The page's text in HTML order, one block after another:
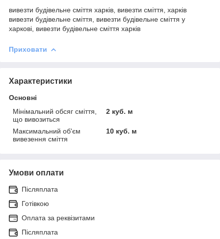
вивезти будівельне сміття харків, вивезти сміття, харків
вивезти будівельне сміття, вивезти будівельне сміття у
харкові, вивезти будівельне сміття харків
Приховати
Характеристики
Основні
Мінімальний обсяг сміття,
що вивозиться
2 куб. м
Максимальний об'єм
вивезення сміття
10 куб. м
Умови оплати
Післяплата
Готівкою
Оплата за реквізитами
Післяплата